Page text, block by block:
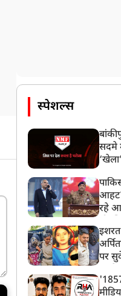
स्पेशल्स
सदमे
आहट?
रहे
पर